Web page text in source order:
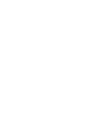
患者様に「支持」され
、高度な治療技術と最
れるよう、患者様一人